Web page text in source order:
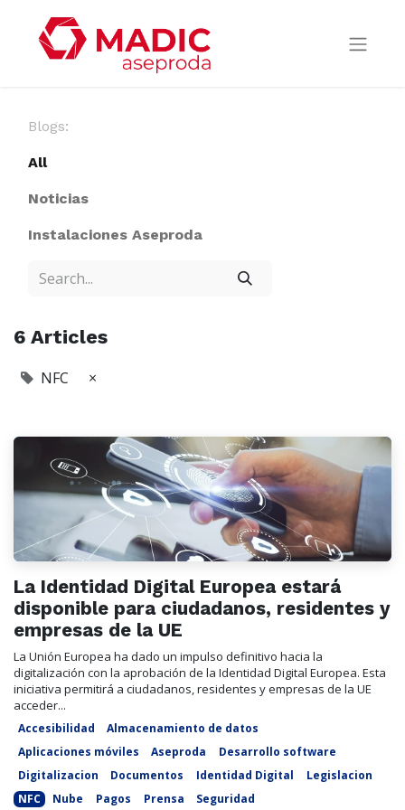
Blogs:
All
Noticias
Instalaciones Aseproda
6 Articles
NFC ×
La Identidad Digital Europea estará
disponible para ciudadanos, residentes y
empresas de la UE
La Unión Europea ha dado un impulso definitivo hacia la
digitalización con la aprobación de la Identidad Digital Europea. Esta
iniciativa permitirá a ciudadanos, residentes y empresas de la UE
acceder...
Accesibilidad
Almacenamiento de datos
Aplicaciones móviles
Aseproda
Desarrollo software
Digitalizacion
Documentos Identidad Digital
Legislacion
NFC
Nube Pagos Prensa Seguridad